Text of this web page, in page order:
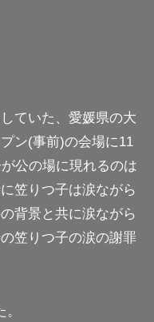
ていた、愛媛県の大
ン(事前)の会場に11
公の場に現れるのは
笠りつ子は涙ながら
背景と共に涙ながら
笠りつ子の涙の謝罪